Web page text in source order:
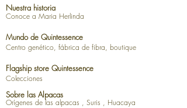
Nuestra historia
Conoce a Maria Herlinda
Mundo de Quintessence
Centro genético, fábrica de fibra, boutique
Flagship store Quintessence
Colecciones
Sobre las Alpacas
Orígenes de las alpacas , Suris , Huacaya